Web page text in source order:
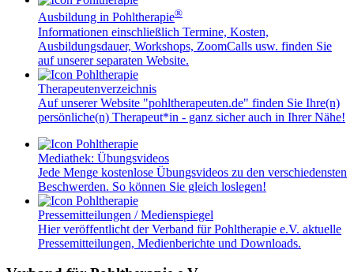
Ausbildung in Pohltherapie®
Informationen einschließlich Termine, Kosten,
Ausbildungsdauer, Workshops, ZoomCalls usw. finden Sie
auf unserer separaten Website.
Therapeutenverzeichnis
Auf unserer Website "pohltherapeuten.de" finden Sie Ihre(n)
persönliche(n) Therapeut*in - ganz sicher auch in Ihrer Nähe!
Mediathek: Übungsvideos
Jede Menge kostenlose Übungsvideos zu den verschiedensten
Beschwerden. So können Sie gleich loslegen!
Pressemitteilungen / Medienspiegel
Hier veröffentlicht der Verband für Pohltherapie e.V. aktuelle
Pressemitteilungen, Medienberichte und Downloads.